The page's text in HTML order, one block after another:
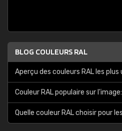
BLOG COULEURS RAL
Aperçu des couleurs RAL les plus
Couleur RAL populaire sur
Quelle couleur RAL choisir pour